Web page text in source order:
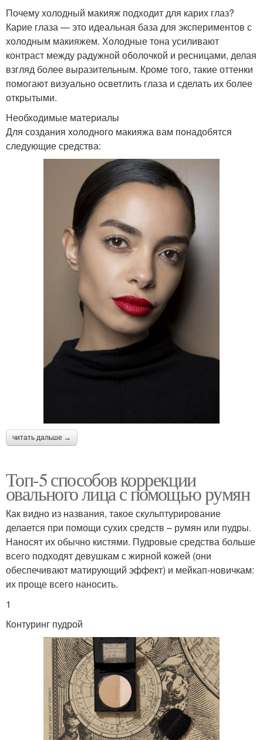
Почему холодный макияж подходит для карих глаз?
Карие глаза — это идеальная база для экспериментов с
холодным макияжем. Холодные тона усиливают
контраст между радужной оболочкой и ресницами, делая
взгляд более выразительным. Кроме того, такие оттенки
помогают визуально осветлить глаза и сделать их более
открытыми.
Необходимые материалы
Для создания холодного макияжа вам понадобятся
следующие средства:
читать дальше →
Топ-5 способов коррекции
овального лица с помощью румян
Как видно из названия, такое скульптурирование
делается при помощи сухих средств – румян или пудры.
Наносят их обычно кистями. Пудровые средства больше
всего подходят девушкам с жирной кожей (они
обеспечивают матирующий эффект) и мейкап-новичкам:
их проще всего наносить.
1
Контуринг пудрой